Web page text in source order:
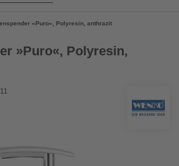
»Puro«, Polyresin, anthrazit
»Puro«, Polyresin,